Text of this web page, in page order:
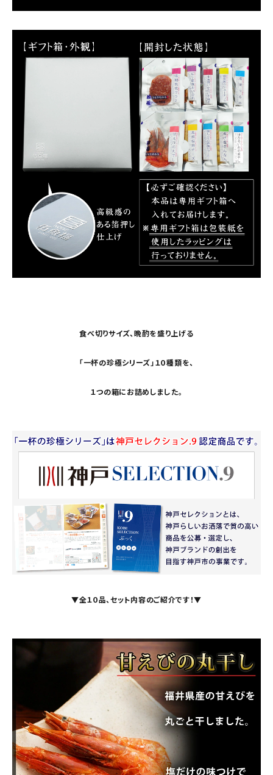
食べ切りサイズ、晩酌を盛り上げる
「一杯の珍極シリーズ」１０種類を、
１つの箱にお詰めしました。
▼全１０品、セット内容のご紹介です！▼